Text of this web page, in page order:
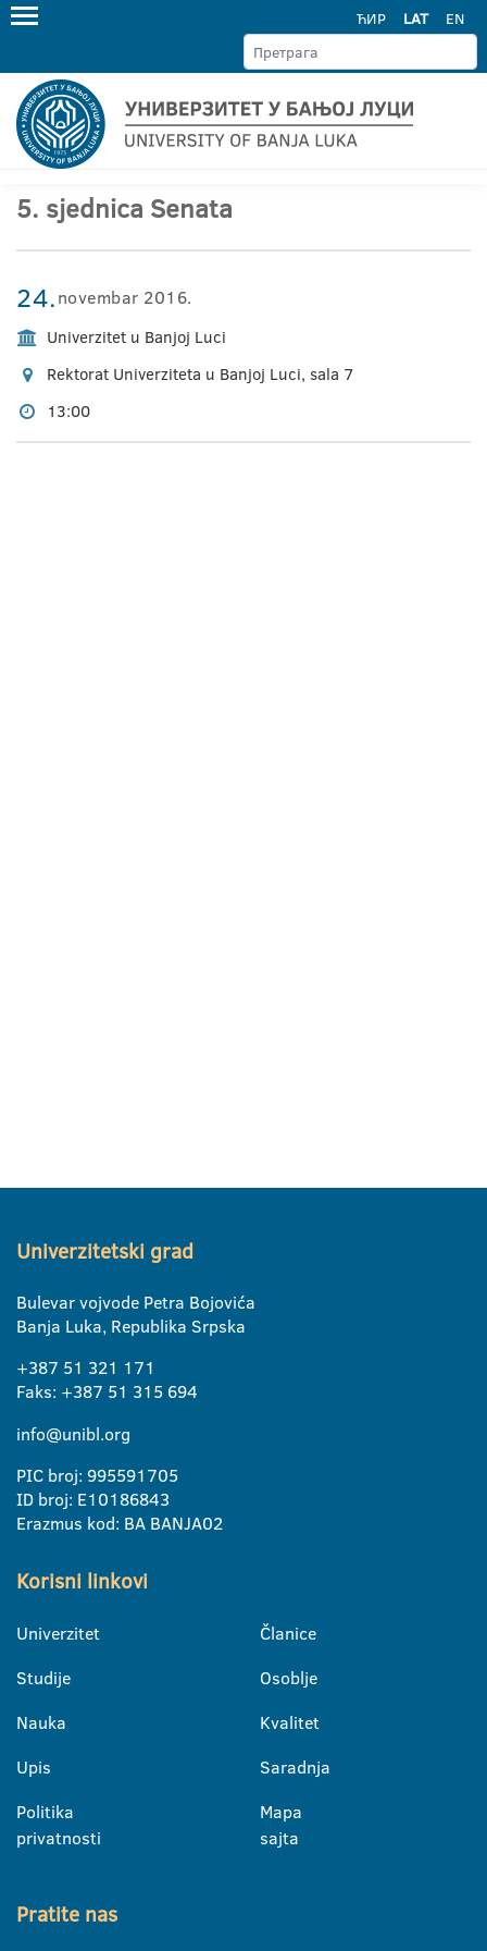
ЋИР LAT EN
5. sjednica Senata
24.novembar 2016.
Univerzitet u Banjoj Luci
Rektorat Univerziteta u Banjoj Luci, sala 7
13:00
Univerzitetski grad
Bulevar vojvode Petra Bojovića
Banja Luka, Republika Srpska
+387 51 321 171
Faks: +387 51 315 694
info@unibl.org
PIC broj: 995591705
ID broj: E10186843
Erazmus kod: BA BANJA02
Korisni linkovi
Univerzitet
Studije
Nauka
Upis
Politika
privatnosti
Članice
Osoblje
Kvalitet
Saradnja
Mapa
sajta
Pratite nas